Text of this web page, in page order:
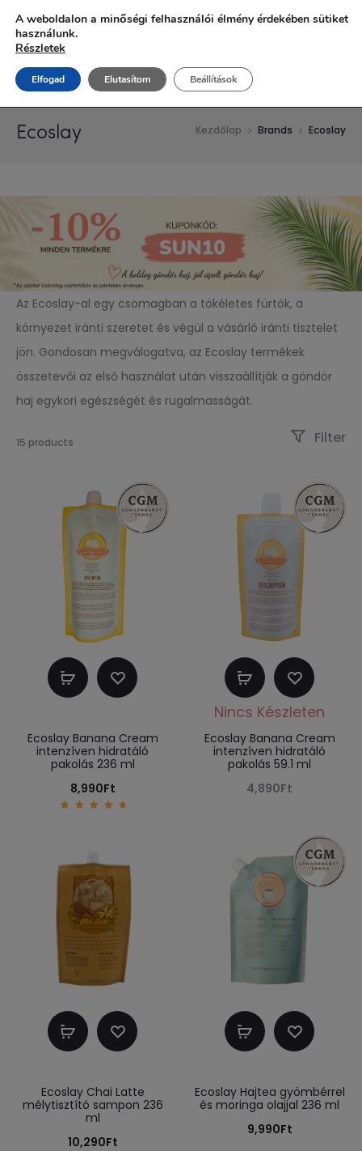
Ingyenes szállítás 20.000 Ft fölött!
Ecoslay Kezdőlap Brands Ecoslay
Az Ecoslay-al egy csomagban a tökéletes fürtök, a
környezet iránti szeretet és végül a vásárló iránti tisztelet
jön. Gondosan megválogatva, az Ecoslay termékek
összetevői az első használat után visszaállítják a göndör
haj egykori egészségét és rugalmasságát.
15 products Filter
Kosárba
Ecoslay Banana Cream
intenzíven hidratáló
pakolás 236 ml
8,990Ft
Tovább
olvasom
Ecoslay Banana Cream
intenzíven hidratáló
pakolás 59.1 ml
4,890Ft
Kosárba
Ecoslay Chai Latte
mélytisztító sampon 236
ml
10,290Ft
Kosárba
Ecoslay Hajtea gyömbérrel
és moringa olajjal 236 ml
9,990Ft
A weboldalon a minőségi felhasználói élmény érdekében sütiket
használunk.
Részletek
Elfogad Elutasítom Beállítások